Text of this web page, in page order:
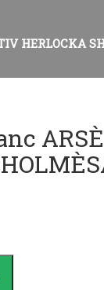
HERLOCKA